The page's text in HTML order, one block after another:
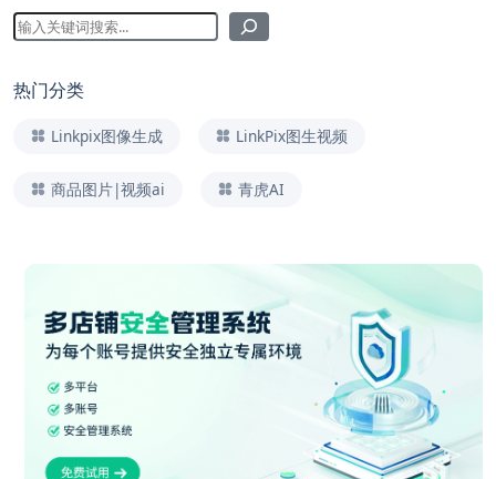
热门分类
Linkpix图像生成 LinkPix图生视频
商品图片|视频ai 青虎AI